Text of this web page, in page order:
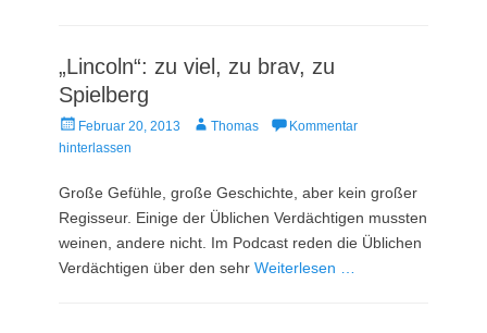
„Lincoln“: zu viel, zu brav, zu
Spielberg
Veröffentlicht
am
Februar 20, 2013 AutorThomas
Kommentar
hinterlassen
Große Gefühle, große Geschichte, aber kein großer
Regisseur. Einige der Üblichen Verdächtigen mussten
weinen, andere nicht. Im Podcast reden die Üblichen
Verdächtigen über den sehr Weiterlesen …